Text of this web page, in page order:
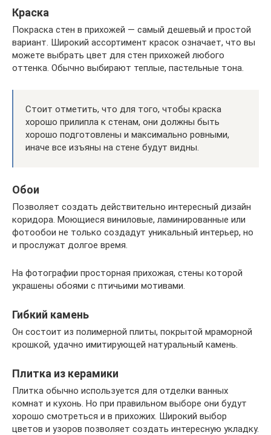
Краска
Покраска стен в прихожей — самый дешевый и простой
вариант. Широкий ассортимент красок означает, что вы
можете выбрать цвет для стен прихожей любого
оттенка. Обычно выбирают теплые, пастельные тона.
Стоит отметить, что для того, чтобы краска
хорошо прилипла к стенам, они должны быть
хорошо подготовлены и максимально ровными,
иначе все изъяны на стене будут видны.
Обои
Позволяет создать действительно интересный дизайн
коридора. Моющиеся виниловые, ламинированные или
фотообои не только создадут уникальный интерьер, но
и прослужат долгое время.
На фотографии просторная прихожая, стены которой
украшены обоями с птичьими мотивами.
Гибкий камень
Он состоит из полимерной плиты, покрытой мраморной
крошкой, удачно имитирующей натуральный камень.
Плитка из керамики
Плитка обычно используется для отделки ванных
комнат и кухонь. Но при правильном выборе они будут
хорошо смотреться и в прихожих. Широкий выбор
цветов и узоров позволяет создать интересную укладку.